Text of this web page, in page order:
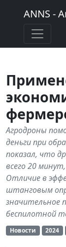
ANNS -
Агродроны
деньги при
показал, что
всего 20
Отличие в
штанговым
значительное
беспилотной
Новости 2024